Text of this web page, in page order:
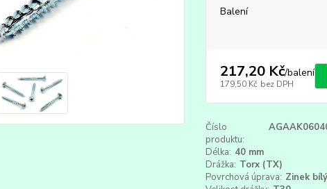
Balení
217,20 Kč/balení
179,50 Kč bez DPH
Číslo
produktu:
Délka: 40 mm
Drážka: Torx (TX)
Povrchová úprava: Zinek bílý